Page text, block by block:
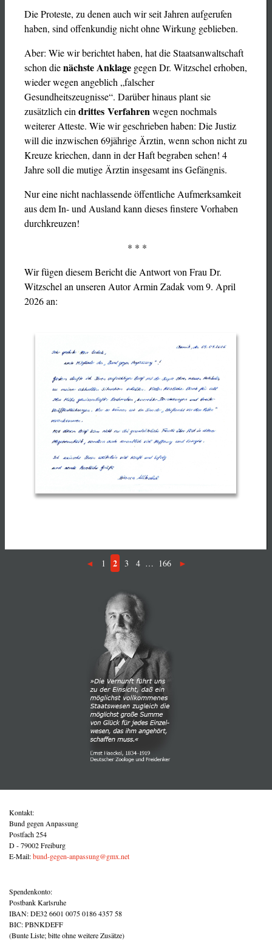
Die Proteste, zu denen auch wir seit Jahren aufgerufen
haben, sind offenkundig nicht ohne Wirkung geblieben.
Aber: Wie wir berichtet haben, hat die Staatsanwaltschaft
schon dienächste Anklage gegen Dr. Witzschel erhoben,
wieder wegen angeblich „falscher
Gesundheitszeugnisse“. Darüber hinaus plant sie
zusätzlich eindrittes Verfahrenwegen nochmals
weiterer Atteste. Wie wir geschrieben haben: Die Justiz
will die inzwischen 69jährige Ärztin, wenn schon nicht zu
Kreuze kriechen, dann in der Haft begraben sehen! 4
Jahre soll die mutige Ärztin insgesamt ins Gefängnis.
Nur eine nicht nachlassende öffentliche Aufmerksamkeit
aus dem In- und Ausland kann dieses finstere Vorhaben
durchkreuzen!
* * *
Wir fügen diesem Bericht die Antwort von Frau Dr.
Witzschel an unseren Autor Armin Zadak vom 9. April
2026 an:
1 2 3 4 … 166
Kontakt:
Bund gegen Anpassung
Postfach 254
D - 79002 Freiburg
E-Mail:bund-gegen-anpassung@gmx.net
Spendenkonto:
Postbank Karlsruhe
IBAN: DE32 6601 0075 0186 4357 58
BIC: PBNKDEFF
(Bunte Liste; bitte ohne weitere Zusätze)